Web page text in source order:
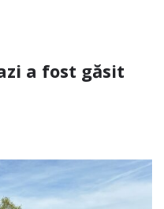
a fost găsit